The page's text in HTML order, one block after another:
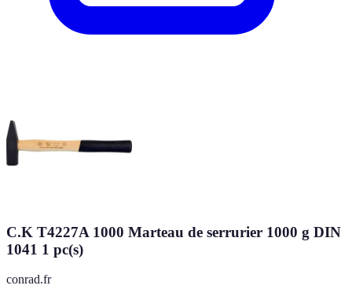
C.K T4227A 1000 Marteau de serrurier 1000 g DIN
1041 1 pc(s)
conrad.fr